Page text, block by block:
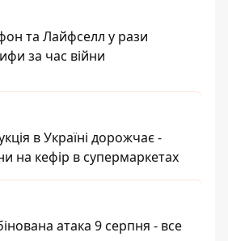
та Лайфселл у рази
за час війни
в Україні дорожчає -
на кефір в супермаркетах
атака 9 серпня - все